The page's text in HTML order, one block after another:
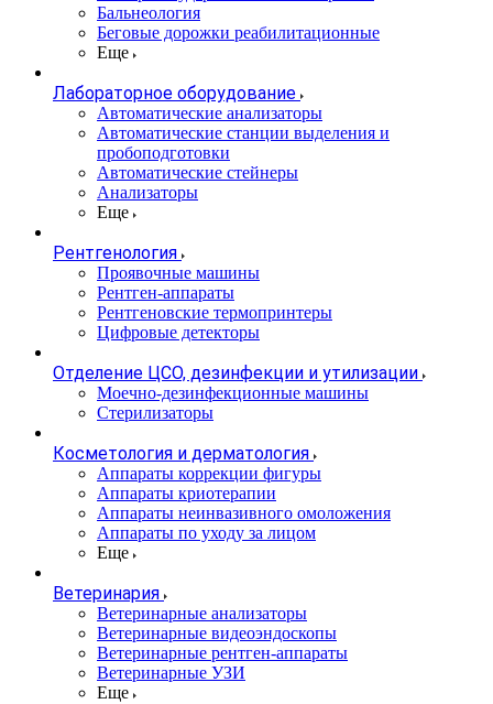
Бальнеология
Беговые дорожки реабилитационные
Еще
Лабораторное оборудование
Автоматические анализаторы
Автоматические станции выделения и
пробоподготовки
Автоматические стейнеры
Анализаторы
Еще
Рентгенология
Проявочные машины
Рентген-аппараты
Рентгеновские термопринтеры
Цифровые детекторы
Отделение ЦСО, дезинфекции и утилизации
Моечно-дезинфекционные машины
Стерилизаторы
Косметология и дерматология
Аппараты коррекции фигуры
Аппараты криотерапии
Аппараты неинвазивного омоложения
Аппараты по уходу за лицом
Еще
Ветеринария
Ветеринарные анализаторы
Ветеринарные видеоэндоскопы
Ветеринарные рентген-аппараты
Ветеринарные УЗИ
Еще